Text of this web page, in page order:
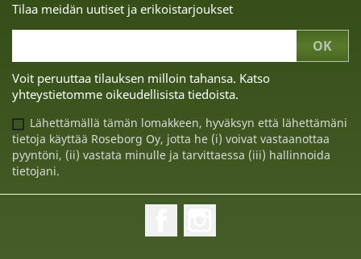
Tilaa meidän uutiset ja erikoistarjoukset
Voit peruuttaa tilauksen milloin tahansa. Katso
yhteystietomme oikeudellisista tiedoista.
Lähettämällä tämän lomakkeen, hyväksyn että lähettämäni
tietoja käyttää Roseborg Oy, jotta he (i) voivat vastaanottaa
pyyntöni, (ii) vastata minulle ja tarvittaessa (iii) hallinnoida
tietojani.